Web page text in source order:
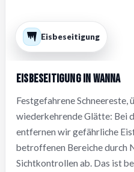
Eisbeseitigung
Eisbeseitigung in Wanna
Festgefahrene
wiederkehrende Glätte: Bei
entfernen wir gefährliche
betroffenen Bereiche durch
Sichtkontrollen ab. Das ist